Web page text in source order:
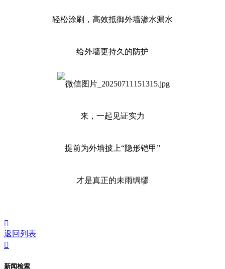
轻松涂刷，高效抵御外墙渗水漏水
给外墙更持久的防护
来，一起见证实力
提前为外墙披上“隐形铠甲”
才是真正的未雨绸缪

返回列表

新闻检索